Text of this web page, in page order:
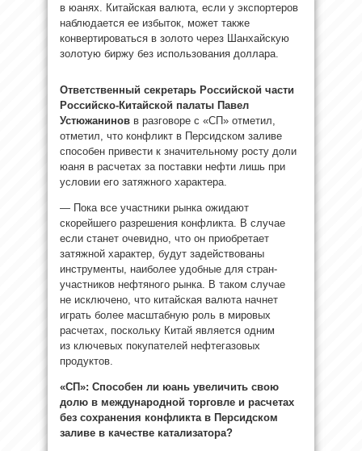
в юанях. Китайская валюта, если у экспортеров
наблюдается ее избыток, может также
конвертироваться в золото через Шанхайскую
золотую биржу без использования доллара.
Ответственный секретарь Российской части
Российско-Китайской палаты Павел
Устюжанинов в разговоре с «СП» отметил,
отметил, что конфликт в Персидском заливе
способен привести к значительному росту доли
юаня в расчетах за поставки нефти лишь при
условии его затяжного характера.
— Пока все участники рынка ожидают
скорейшего разрешения конфликта. В случае
если станет очевидно, что он приобретает
затяжной характер, будут задействованы
инструменты, наиболее удобные для стран-
участников нефтяного рынка. В таком случае
не исключено, что китайская валюта начнет
играть более масштабную роль в мировых
расчетах, поскольку Китай является одним
из ключевых покупателей нефтегазовых
продуктов.
«СП»: Способен ли юань увеличить свою
долю в международной торговле и расчетах
без сохранения конфликта в Персидском
заливе в качестве катализатора?